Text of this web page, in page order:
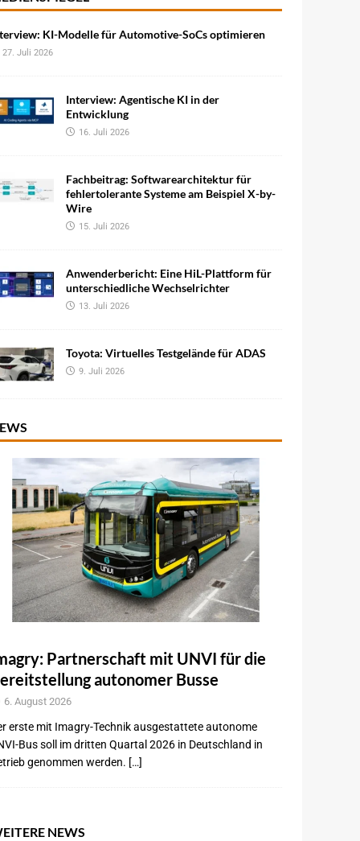
KI-Modelle für Automotive-SoCs optimieren
27. Juli 2026
Interview: Agentische KI in der
Entwicklung
16. Juli 2026
Fachbeitrag: Softwarearchitektur für
fehlertolerante Systeme am Beispiel X-by-
Wire
15. Juli 2026
Anwenderbericht: Eine HiL-Plattform für
unterschiedliche Wechselrichter
13. Juli 2026
Toyota: Virtuelles Testgelände für ADAS
9. Juli 2026
Partnerschaft mit UNVI für die
autonomer Busse
6. August 2026
erste mit Imagry-Technik ausgestattete autonome
Bus soll im dritten Quartal 2026 in Deutschland in
genommen werden. […]
NEWS